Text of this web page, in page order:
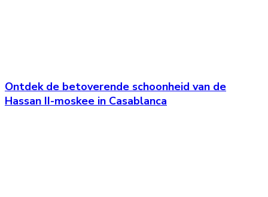
Ontdek de betoverende schoonheid van de
Hassan II-moskee in Casablanca